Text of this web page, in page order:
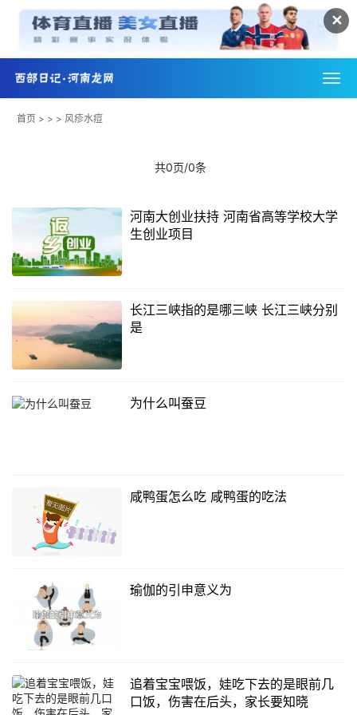
✕
首页 > > > 风疹水痘
共0页/0条
河南大创业扶持 河南省高等学校大学
生创业项目
长江三峡指的是哪三峡 长江三峡分别
是
为什么叫蚕豆
咸鸭蛋怎么吃 咸鸭蛋的吃法
瑜伽的引申意义为
追着宝宝喂饭，娃吃下去的是眼前几
口饭，伤害在后头，家长要知晓